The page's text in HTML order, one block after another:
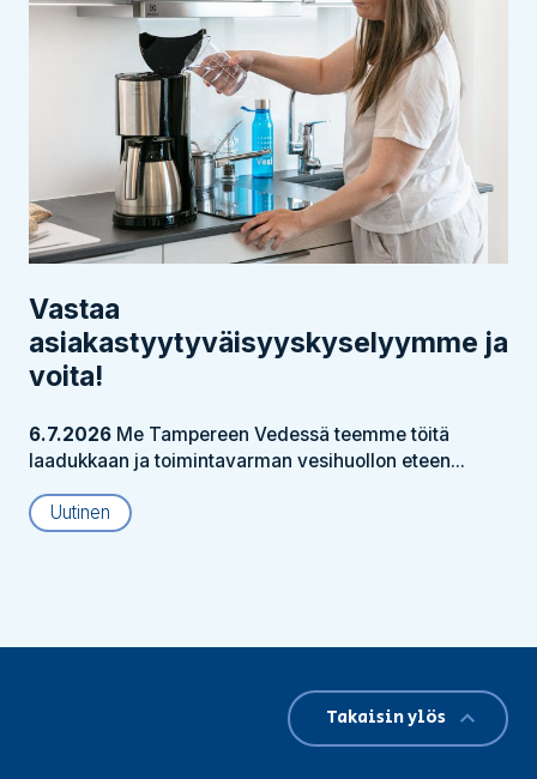
Vastaa
asiakastyytyväisyyskyselyymme ja
voita!
6.7.2026 Me Tampereen Vedessä teemme töitä
laadukkaan ja toimintavarman vesihuollon eteen...
Uutinen
Takaisin ylös